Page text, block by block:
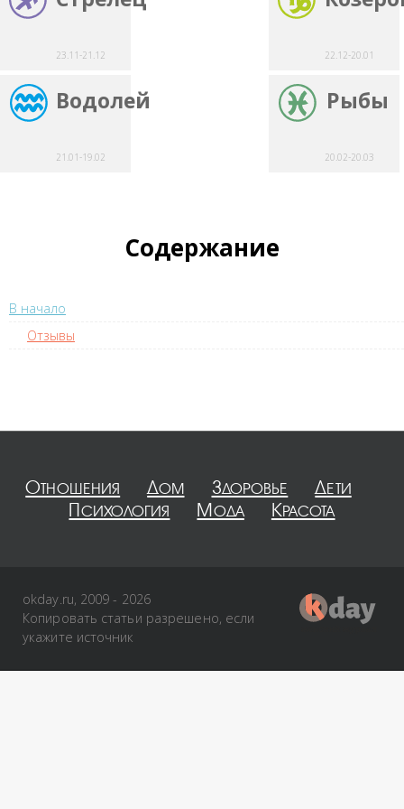
23.11-21.12 22.12-20.01
Водолей
21.01-19.02
Рыбы
20.02-20.03
Содержание
В начало
Отзывы
Отношения Дом Здоровье
Дети
Психология
Мода Красота
okday.ru, 2009 - 2026
Копировать статьи разрешено, если
укажите источник